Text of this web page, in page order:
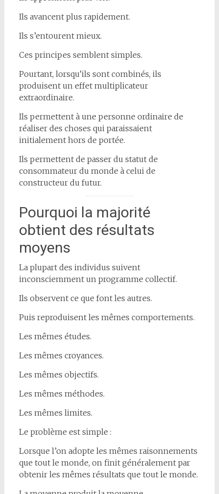
Ils avancent plus rapidement.
Ils s’entourent mieux.
Ces principes semblent simples.
Pourtant, lorsqu’ils sont combinés, ils
produisent un effet multiplicateur
extraordinaire.
Ils permettent à une personne ordinaire de
réaliser des choses qui paraissaient
initialement hors de portée.
Ils permettent de passer du statut de
consommateur du monde à celui de
constructeur du futur.
Pourquoi la majorité
obtient des résultats
moyens
La plupart des individus suivent
inconsciemment un programme collectif.
Ils observent ce que font les autres.
Puis reproduisent les mêmes comportements.
Les mêmes études.
Les mêmes croyances.
Les mêmes objectifs.
Les mêmes méthodes.
Les mêmes limites.
Le problème est simple :
Lorsque l’on adopte les mêmes raisonnements
que tout le monde, on finit généralement par
obtenir les mêmes résultats que tout le monde.